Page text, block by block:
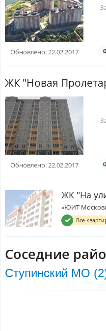
Обновлено: 22.02.2017
ЖК "Новая
Обновлено: 22.02.2017
ЖК "На
«ЮИТ
Все
Соседние
Ступинский МО